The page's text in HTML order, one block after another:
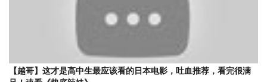
【越哥】这才是高中生最应该看的日本电影，吐血推荐，看完很满